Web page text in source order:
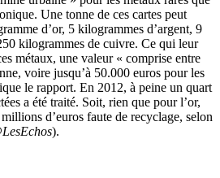
Une tonne de ces cartes peut
d’or, 5 kilogrammes d’argent, 9
kilogrammes de cuivre. Ce qui leur
métaux, une valeur « comprise entre
voire jusqu’à 50.000 euros pour les
le rapport. En 2012, à peine un quart
a été traité. Soit, rien que pour l’or,
d’euros faute de recyclage, selon
).